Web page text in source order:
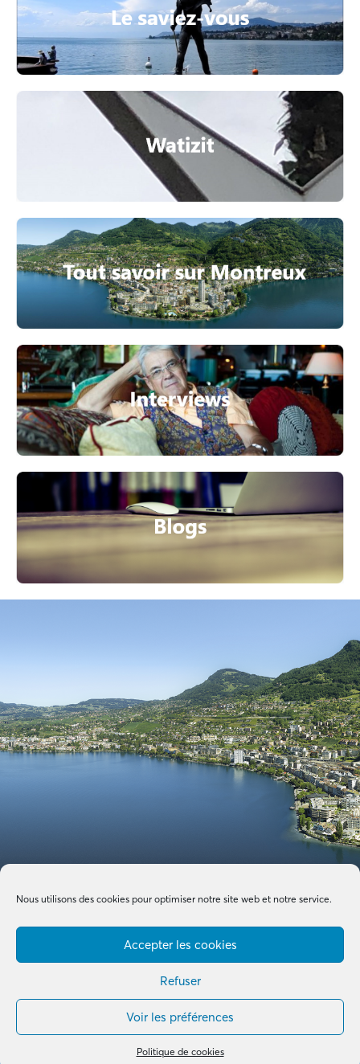
Nous utilisons des cookies pour optimiser notre site web et notre service.
Accepter les cookies
Refuser
Voir les préférences
Politique de cookies
B+G & Partners SA © 2026 –